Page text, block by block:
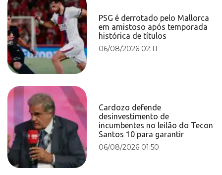
PSG é derrotado pelo Mallorca
em amistoso após temporada
histórica de títulos
06/08/2026 02:11
Cardozo defende
desinvestimento de
incumbentes no leilão do Tecon
Santos 10 para garantir
06/08/2026 01:50